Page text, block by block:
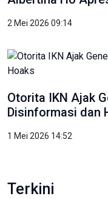
2 Mei 2026 09:14
Otorita IKN Ajak
Disinformasi dan
1 Mei 2026 14:52
Terkini